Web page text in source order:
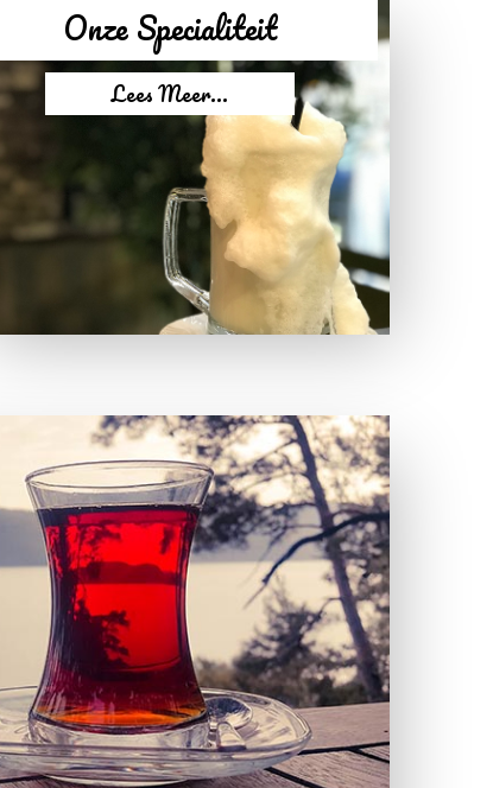
Onze Specialiteit
Lees Meer...